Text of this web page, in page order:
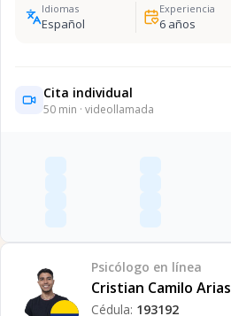
Idiomas
Español
Experiencia
6años
Cita individual
50 min · videollamada
Psicólogo en línea
Cristian Camilo
Cédula: 193192